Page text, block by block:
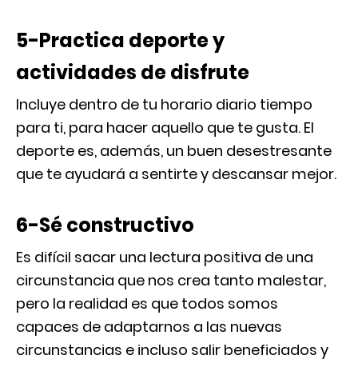
5-Practica deporte y
actividades de disfrute
Incluye dentro de tu horario diario tiempo
para ti, para hacer aquello que te gusta. El
deporte es, además, un buen desestresante
que te ayudará a sentirte y descansar mejor.
6-Sé constructivo
Es difícil sacar una lectura positiva de una
circunstancia que nos crea tanto malestar,
pero la realidad es que todos somos
capaces de adaptarnos a las nuevas
circunstancias e incluso salir beneficiados y